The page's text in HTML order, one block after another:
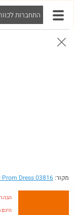
התחברות
הבהרה: בי.דילז הינה
מקור: Prom Dress 03816